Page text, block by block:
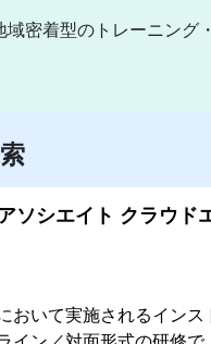
密着型のトレーニング
ソシエイト クラウド
おいて実施されるインス